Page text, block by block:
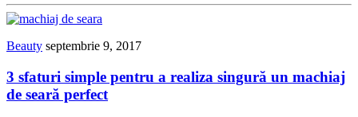
Beauty septembrie 9, 2017
3 sfaturi simple pentru a realiza singură un machiaj
de seară perfect